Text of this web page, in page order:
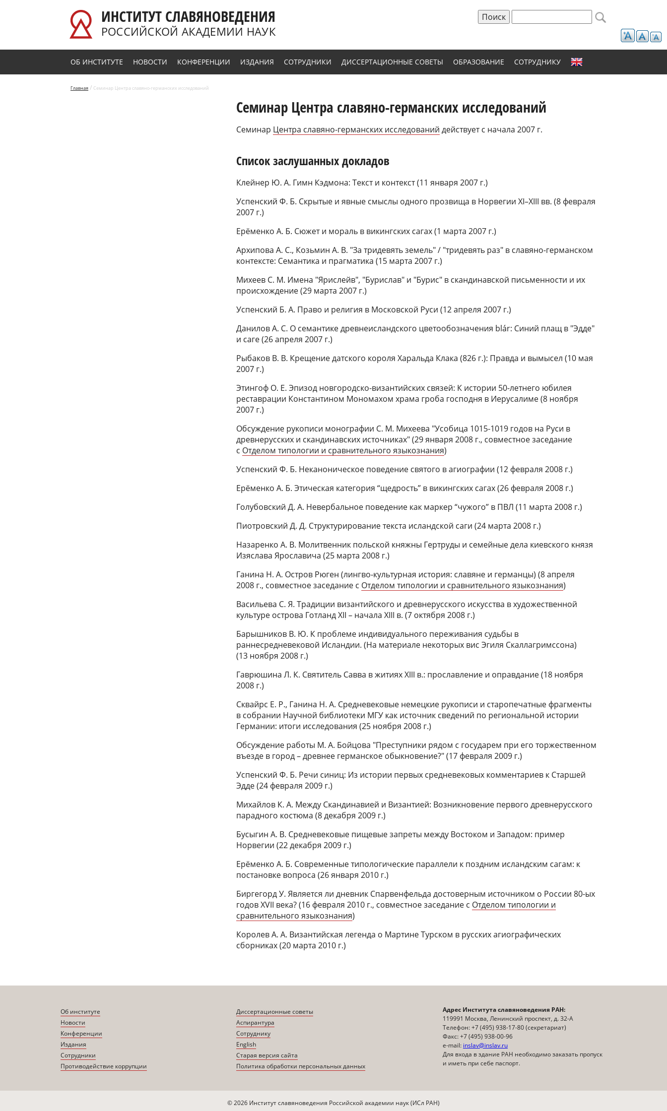
ИНСТИТУТ СЛАВЯНОВЕДЕНИЯ
РОССИЙСКОЙ АКАДЕМИИ НАУК Форма поиска
ОБ ИНСТИТУТЕ НОВОСТИ КОНФЕРЕНЦИИ ИЗДАНИЯ СОТРУДНИКИ ДИССЕРТАЦИОННЫЕ СОВЕТЫ ОБРАЗОВАНИЕ СОТРУДНИКУ
Главная / Семинар Центра славяно-германских исследований
Семинар Центра славяно-германских исследований
Семинар Центра славяно-германских исследований действует с начала 2007 г.
Список заслушанных докладов
Клейнер Ю. А. Гимн Кэдмона: Текст и контекст (11 января 2007 г.)
Успенский Ф. Б. Скрытые и явные смыслы одного прозвища в Норвегии XI–XIII вв. (8 февраля
2007 г.)
Ерёменко А. Б. Сюжет и мораль в викингских сагах (1 марта 2007 г.)
Архипова А. С., Козьмин А. В. "За тридевять земель" / "тридевять раз" в славяно-германском
контексте: Семантика и прагматика (15 марта 2007 г.)
Михеев С. М. Имена "Ярислейв", "Бурислав" и "Бурис" в скандинавской письменности и их
происхождение (29 марта 2007 г.)
Успенский Б. А. Право и религия в Московской Руси (12 апреля 2007 г.)
Данилов А. С. О семантике древнеисландского цветообозначения blár: Синий плащ в "Эдде"
и саге (26 апреля 2007 г.)
Рыбаков В. В. Крещение датского короля Харальда Клака (826 г.): Правда и вымысел (10 мая
2007 г.)
Этингоф О. Е. Эпизод новгородско-византийских связей: К истории 50-летнего юбилея
реставрации Константином Мономахом храма гроба господня в Иерусалиме (8 ноября
2007 г.)
Обсуждение рукописи монографии С. М. Михеева "Усобица 1015-1019 годов на Руси в
древнерусских и скандинавских источниках" (29 января 2008 г., совместное заседание
с Отделом типологии и сравнительного языкознания)
Успенский Ф. Б. Неканоническое поведение святого в агиографии (12 февраля 2008 г.)
Ерёменко А. Б. Этическая категория “щедрость” в викингских сагах (26 февраля 2008 г.)
Голубовский Д. А. Невербальное поведение как маркер “чужого” в ПВЛ (11 марта 2008 г.)
Пиотровский Д. Д. Структурирование текста исландской саги (24 марта 2008 г.)
Назаренко А. В. Молитвенник польской княжны Гертруды и семейные дела киевского князя
Изяслава Ярославича (25 марта 2008 г.)
Ганина Н. А. Остров Рюген (лингво-культурная история: славяне и германцы) (8 апреля
2008 г., совместное заседание с Отделом типологии и сравнительного языкознания)
Васильева С. Я. Традиции византийского и древнерусского искусства в художественной
культуре острова Готланд XII – начала XIII в. (7 октября 2008 г.)
Барышников В. Ю. К проблеме индивидуального переживания судьбы в
раннесредневековой Исландии. (На материале некоторых вис Эгиля Скаллагримссона)
(13 ноября 2008 г.)
Гаврюшина Л. К. Святитель Савва в житиях XIII в.: прославление и оправдание (18 ноября
2008 г.)
Сквайрс Е. Р., Ганина Н. А. Средневековые немецкие рукописи и старопечатные фрагменты
в собрании Научной библиотеки МГУ как источник сведений по региональной истории
Германии: итоги исследования (25 ноября 2008 г.)
Обсуждение работы М. А. Бойцова "Преступники рядом с государем при его торжественном
въезде в город – древнее германское обыкновение?" (17 февраля 2009 г.)
Успенский Ф. Б. Речи синиц: Из истории первых средневековых комментариев к Старшей
Эдде (24 февраля 2009 г.)
Михайлов К. А. Между Скандинавией и Византией: Возникновение первого древнерусского
парадного костюма (8 декабря 2009 г.)
Бусыгин А. В. Средневековые пищевые запреты между Востоком и Западом: пример
Норвегии (22 декабря 2009 г.)
Ерёменко А. Б. Современные типологические параллели к поздним исландским сагам: к
постановке вопроса (26 января 2010 г.)
Биргегорд У. Является ли дневник Спарвенфельда достоверным источником о России 80-ых
годов XVII века? (16 февраля 2010 г., совместное заседание с Отделом типологии и
сравнительного языкознания)
Королев А. А. Византийская легенда о Мартине Турском в русских агиографических
сборниках (20 марта 2010 г.)
Об институте
Новости
Конференции
Издания
Сотрудники
Противодействие коррупции
Диссертационные советы
Аспирантура
Сотруднику
English
Старая версия сайта
Политика обработки персональных данных
Адрес Института славяноведения РАН:
119991 Москва, Ленинский проспект, д. 32-А
Телефон: +7 (495) 938-17-80 (секретариат)
Факс: +7 (495) 938-00-96
e-mail: inslav@inslav.ru
Для входа в здание РАН необходимо заказать пропуск
и иметь при себе паспорт.
© 2026 Институт славяноведения Российской академии наук (ИСл РАН)